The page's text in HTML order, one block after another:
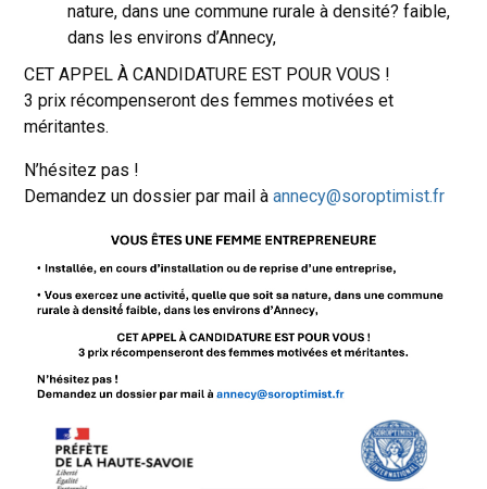
nature, dans une commune rurale à densité? faible,
dans les environs d’Annecy,
CET APPEL À CANDIDATURE EST POUR VOUS !
3 prix récompenseront des femmes motivées et
méritantes.
N’hésitez pas !
Demandez un dossier par mail à annecy@soroptimist.fr